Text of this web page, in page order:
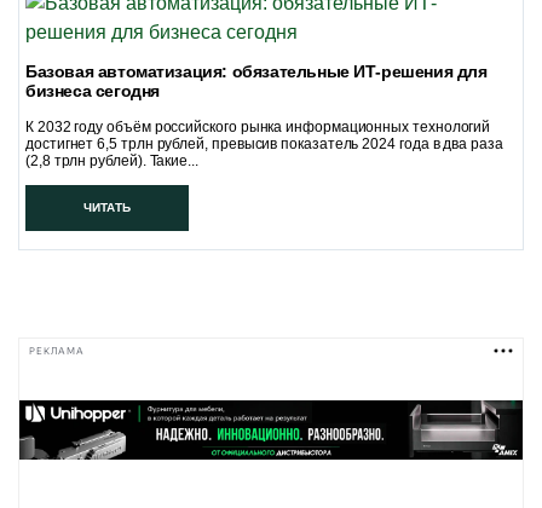
Базовая автоматизация: обязательные ИТ-решения для
бизнеса сегодня
К 2032 году объём российского рынка информационных технологий
достигнет 6,5 трлн рублей, превысив показатель 2024 года в два раза
(2,8 трлн рублей). Такие...
ЧИТАТЬ
РЕКЛАМА